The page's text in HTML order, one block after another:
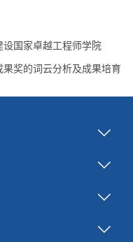
国家卓越工程师学院
奖的词云分析及成果培育